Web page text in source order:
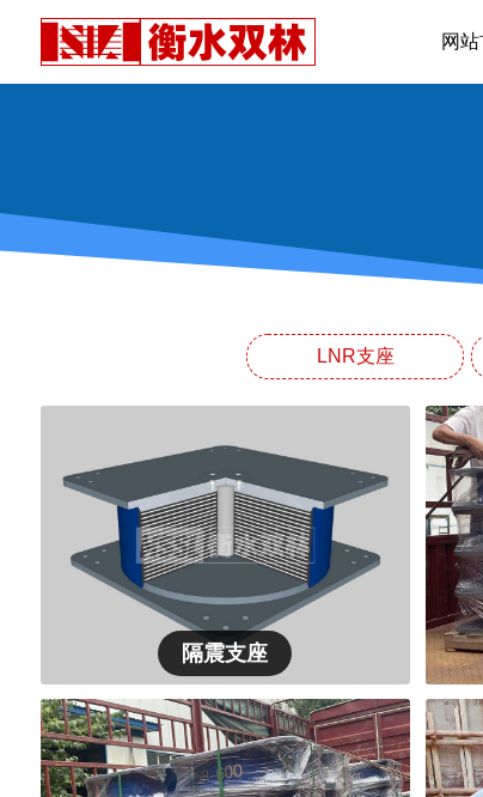
网
LNR支座
隔震支座